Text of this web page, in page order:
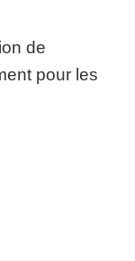
de
pour les